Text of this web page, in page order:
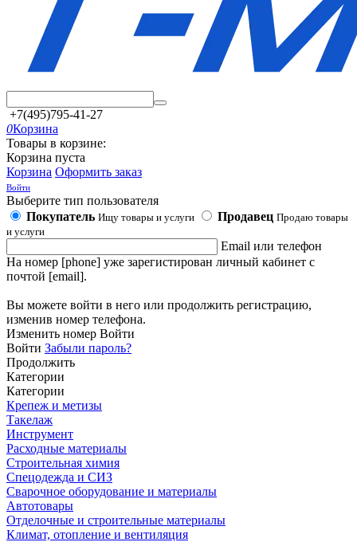
+7(495)795-41-27
0Корзина
Товары в корзине:
Корзина пуста
Корзина Оформить заказ
Войти
Выберите тип пользователя
Покупатель Ищу товары и услуги Продавец Продаю товары
и услуги
Email или телефон
На номер [phone] уже зарегистирован личный кабинет с
почтой [email].
Вы можете войти в него или продолжить регистрацию,
изменив номер телефона.
Изменить номер Войти
Войти Забыли пароль?
Продолжить
Категории
Категории
Крепеж и метизы
Такелаж
Инструмент
Расходные материалы
Строительная химия
Спецодежда и СИЗ
Сварочное оборудование и материалы
Автотовары
Отделочные и строительные материалы
Климат, отопление и вентиляция